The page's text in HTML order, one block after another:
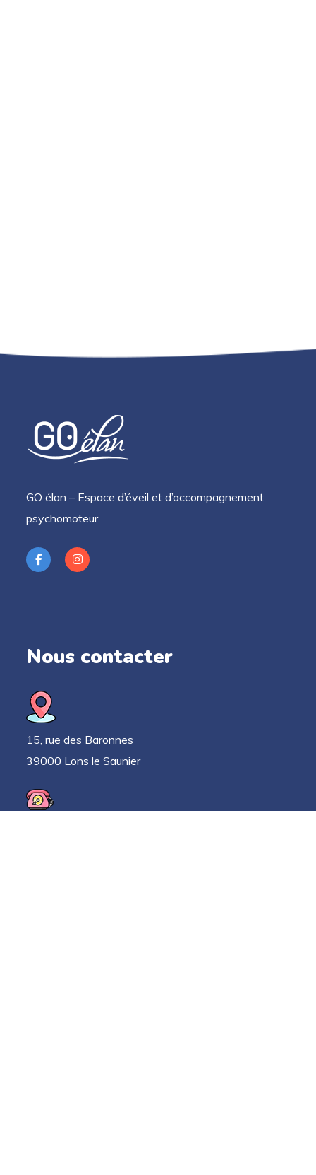
GO élan – Espace d’éveil et d’accompagnement
psychomoteur.
Nous contacter
15, rue des Baronnes
39000 Lons le Saunier